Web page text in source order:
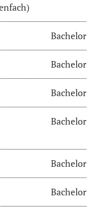
Bachelor
Bachelor
Bachelor
Bachelor
Bachelor
Bachelor